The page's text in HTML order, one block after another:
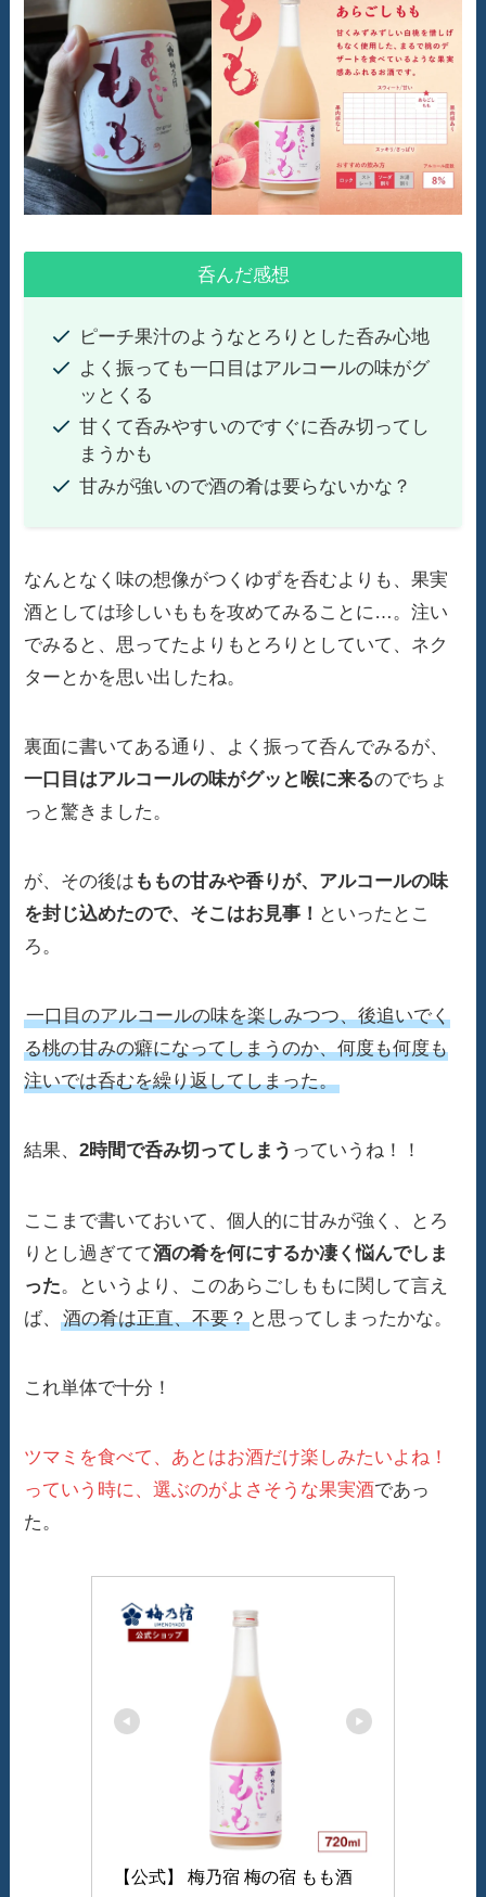
呑んだ感想
ピーチ果汁のようなとろりとした呑み心地
よく振っても一口目はアルコールの味がグ
ッとくる
甘くて呑みやすいのですぐに呑み切ってし
まうかも
甘みが強いので酒の肴は要らないかな？
なんとなく味の想像がつくゆずを呑むよりも、果実
酒としては珍しいももを攻めてみることに…。注い
でみると、思ってたよりもとろりとしていて、ネク
ターとかを思い出したね。
裏面に書いてある通り、よく振って呑んでみるが、
一口目はアルコールの味がグッと喉に来るのでちょ
っと驚きました。
が、その後は ももの甘みや香りが、アルコールの味
を封じ込めたので、そこはお見事！ といったとこ
ろ。
一口目のアルコールの味を楽しみつつ、後追いでく
る桃の甘みの癖になってしまうのか、何度も何度も
注いでは呑むを繰り返してしまった。
結果、2時間で呑み切ってしまう っていうね！！
ここまで書いておいて、個人的に甘みが強く、とろ
りとし過ぎてて酒の肴を何にするか凄く悩んでしま
った。というより、このあらごしももに関して言え
ば、酒の肴は正直、不要？ と思ってしまったかな。
これ単体で十分！
ツマミを食べて、あとはお酒だけ楽しみたいよね！
っていう時に、選ぶのがよさそうな果実酒であっ
た。
【公式】 梅乃宿 梅の宿 もも酒